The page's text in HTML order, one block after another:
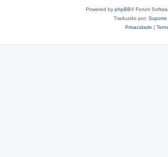
Powered by phpBB® Forum
Traduzido por: Suporte
Privacidade |